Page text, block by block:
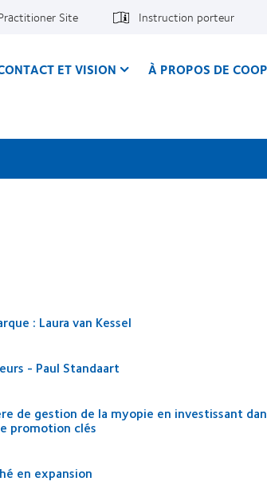
Site Instruction porteur
ET VISION À PROPOS DE
: Laura van Kessel
- Paul Standaart
de gestion de la myopie en investissant
promotion clés
en expansion